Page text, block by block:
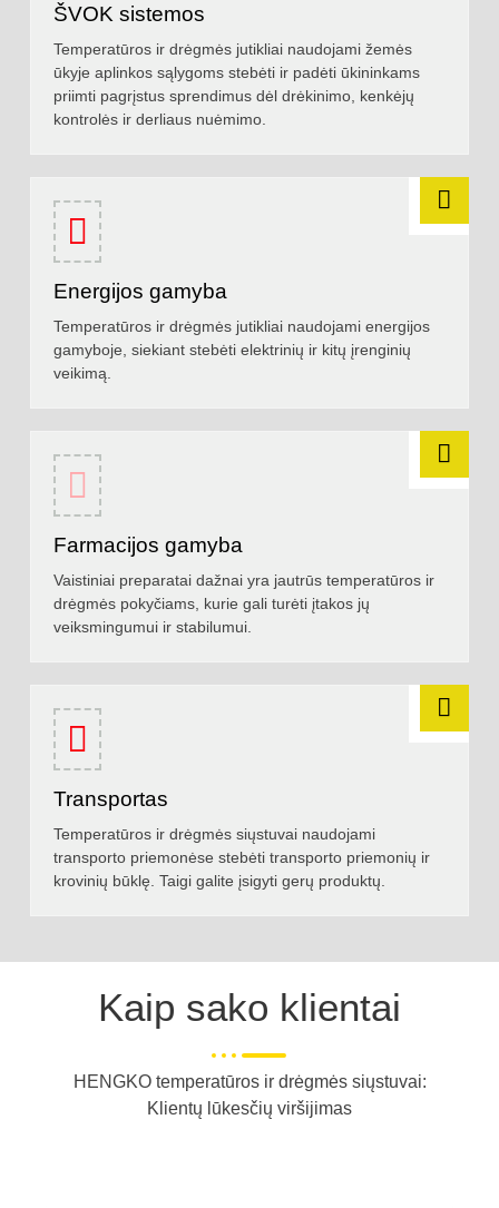
ŠVOK sistemos
Temperatūros ir drėgmės jutikliai naudojami žemės
ūkyje aplinkos sąlygoms stebėti ir padėti ūkininkams
priimti pagrįstus sprendimus dėl drėkinimo, kenkėjų
kontrolės ir derliaus nuėmimo.
Energijos gamyba
Temperatūros ir drėgmės jutikliai naudojami energijos
gamyboje, siekiant stebėti elektrinių ir kitų įrenginių
veikimą.
Farmacijos gamyba
Vaistiniai preparatai dažnai yra jautrūs temperatūros ir
drėgmės pokyčiams, kurie gali turėti įtakos jų
veiksmingumui ir stabilumui.
Transportas
Temperatūros ir drėgmės siųstuvai naudojami
transporto priemonėse stebėti transporto priemonių ir
krovinių būklę. Taigi galite įsigyti gerų produktų.
Kaip sako klientai
HENGKO temperatūros ir drėgmės siųstuvai:
Klientų lūkesčių viršijimas